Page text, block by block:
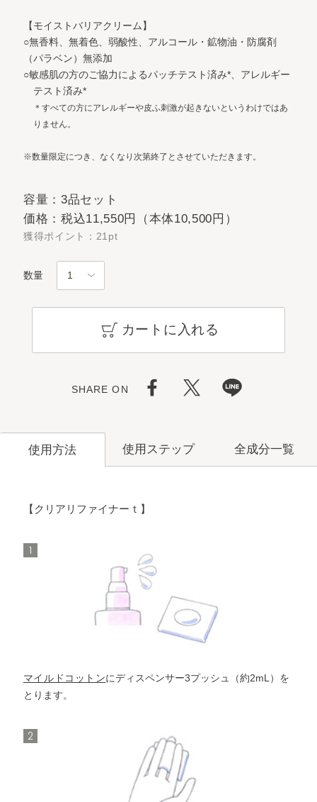
【モイストバリアクリーム】
○無香料、無着色、弱酸性、アルコール・鉱物油・防腐剤
（パラベン）無添加
○敏感肌の方のご協力によるパッチテスト済み*、アレルギー
テスト済み*
＊すべての方にアレルギーや皮ふ刺激が起きないというわけではあ
りません。
※数量限定につき、なくなり次第終了とさせていただきます。
容量：3品セット
価格：税込11,550円（本体10,500円）
獲得ポイント：21pt
数量
カートに入れる
SHARE ON
使用方法
【クリアリファイナーｔ】
1
マイルドコットンにディスペンサー3プッシュ（約2mL）を
とります。
2
使用ステップ
クリアリファイナーt
モイストバリアクリーム
クリアリファイナーt
バランシング プライマー
モイストバリアクリーム
全成分一覧